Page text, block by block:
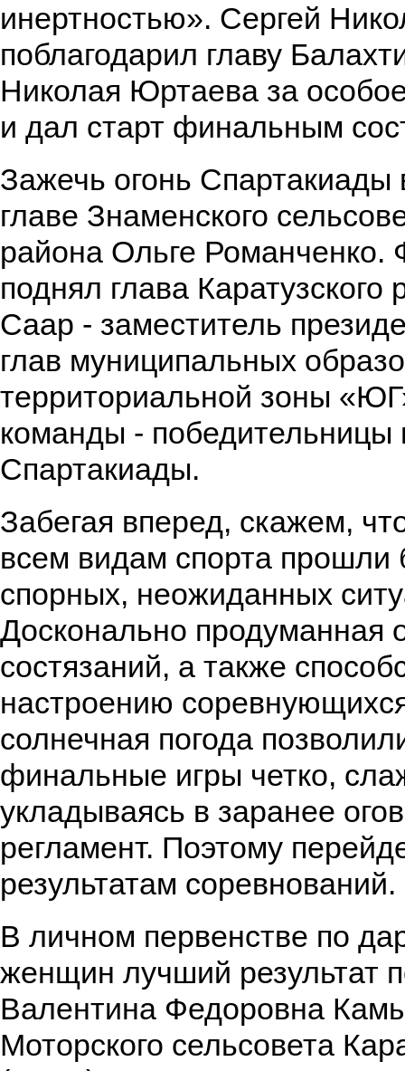
инертностью». Сергей
поблагодарил главу
Николая Юртаева за
и дал старт финальным
Зажечь огонь Спартакиады
главе Знаменского
района Ольге Романченко.
поднял глава
Саар - заместитель
глав муниципальных
территориальной зоны
команды -
Спартакиады.
Забегая вперед, скажем,
всем видам спорта прошли
спорных, неожиданных
Досконально продуманная
состязаний, а также
настроению
солнечная погода
финальные игры четко,
укладываясь в заранее
регламент. Поэтому
результатам соревнований.
В личном первенстве по
женщин лучший результат
Валентина Федоровна
Моторского сельсовета